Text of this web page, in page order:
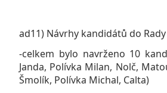
ad11) Návrhy kandidátů do
-celkem bylo navrženo 10
Janda, Polívka Milan, Nolč,
Šmolík, Polívka Michal, Calta)